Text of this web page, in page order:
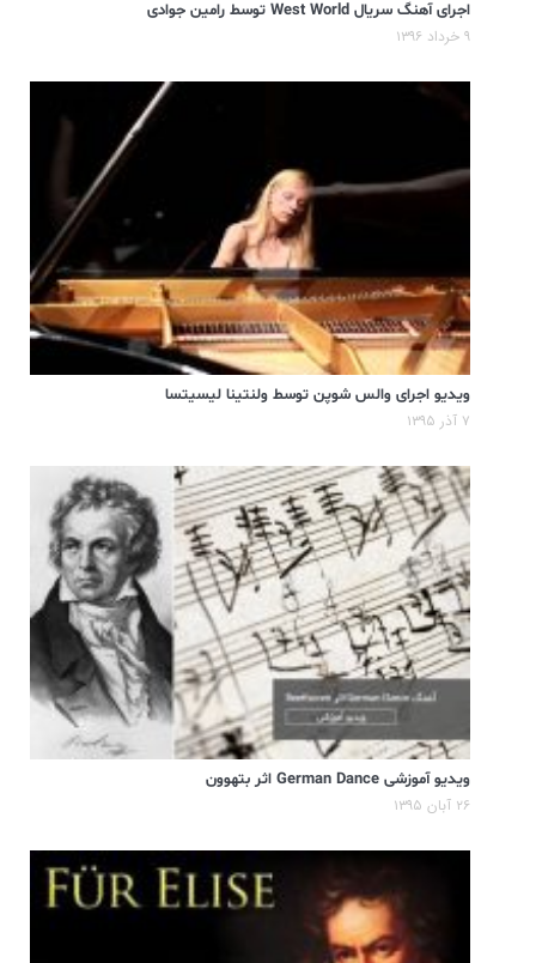
اجرای آهنگ سریال West World توسط رامین جوادی
۹ خرداد ۱۳۹۶
ویدیو اجرای والس شوپن توسط ولنتینا لیسیتسا
۷ آذر ۱۳۹۵
ویدیو آموزشی German Dance اثر بتهوون
۲۶ آبان ۱۳۹۵